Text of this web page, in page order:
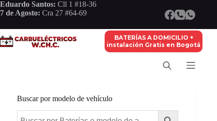
Saltar
al
Eduardo Santos: Cll 1 #18-36
7 de Agosto: Cra 27 #64-69
BATERÍAS A DOMICILIO +
instalación Gratis en Bogotá
Buscar por modelo de vehículo